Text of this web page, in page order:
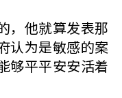
，他就算发表那
认为是敏感的案
够平平安安活着